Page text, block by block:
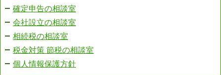
確定申告の相談室
会社設立の相談室
相続税の相談室
税金対策 節税の相談室
個人情報保護方針